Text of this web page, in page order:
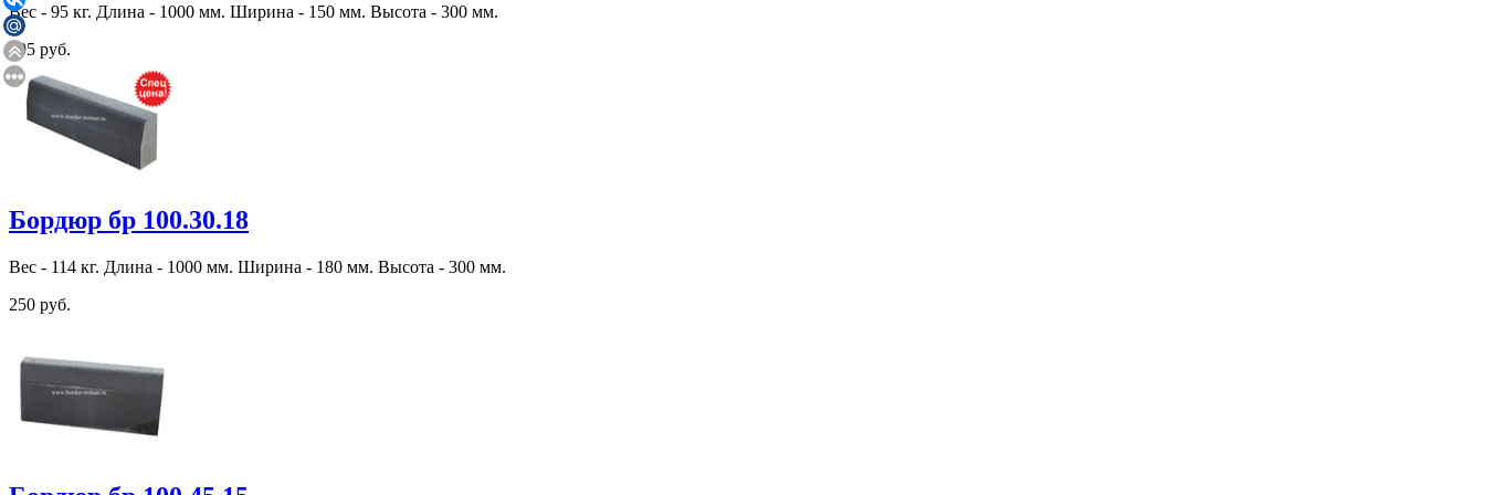
Вес - 95 кг. Длина - 1000 мм. Ширина - 150 мм. Высота - 300 мм.
195 руб.
Бордюр бр 100.30.18
Вес - 114 кг. Длина - 1000 мм. Ширина - 180 мм. Высота - 300 мм.
250 руб.